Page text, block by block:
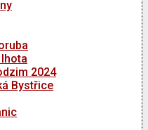
2024
Bystřice